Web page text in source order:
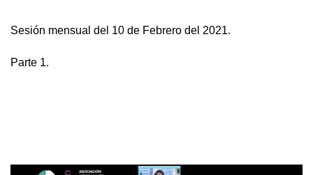
Sesión mensual del 10 de Febrero del 2021.
Parte 1.